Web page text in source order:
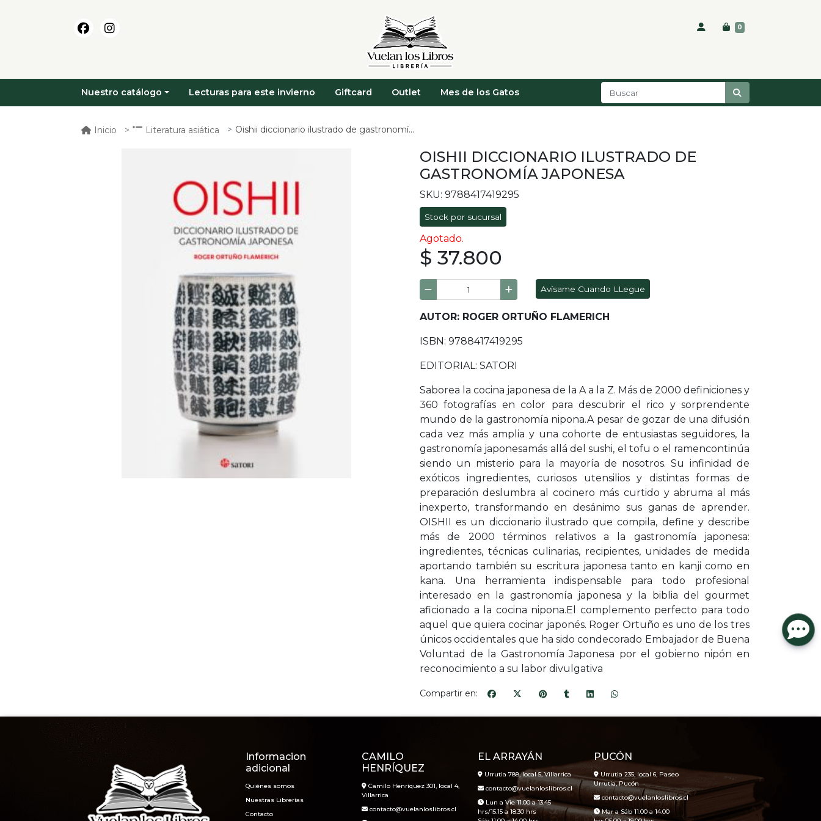
0
Nuestro catálogo Lecturas para este invierno Giftcard Outlet Mes de los Gatos
Inicio Literatura asiática Oishii diccionario ilustrado de gastronomía japonesa
OISHII DICCIONARIO ILUSTRADO DE
GASTRONOMÍA JAPONESA
SKU: 9788417419295
Stock por sucursal
Agotado.
$ 37.800
Avísame Cuando LLegue
AUTOR: ROGER ORTUÑO FLAMERICH
ISBN: 9788417419295
EDITORIAL: SATORI
Saborea la cocina japonesa de la A a la Z. Más de 2000 definiciones y
360 fotografías en color para descubrir el rico y sorprendente
mundo de la gastronomía nipona.A pesar de gozar de una difusión
cada vez más amplia y una cohorte de entusiastas seguidores, la
gastronomía japonesamás allá del sushi, el tofu o el ramencontinúa
siendo un misterio para la mayoría de nosotros. Su infinidad de
exóticos ingredientes, curiosos utensilios y distintas formas de
preparación deslumbra al cocinero más curtido y abruma al más
inexperto, transformando en desánimo sus ganas de aprender.
OISHII es un diccionario ilustrado que compila, define y describe
más de 2000 términos relativos a la gastronomía japonesa:
ingredientes, técnicas culinarias, recipientes, unidades de medida
aportando también su escritura japonesa tanto en kanji como en
kana. Una herramienta indispensable para todo profesional
interesado en la gastronomía japonesa y la biblia del gourmet
aficionado a la cocina nipona.El complemento perfecto para todo
aquel que quiera cocinar japonés. Roger Ortuño es uno de los tres
únicos occidentales que ha sido condecorado Embajador de Buena
Voluntad de la Gastronomía Japonesa por el gobierno nipón en
reconocimiento a su labor divulgativa
Compartir en:
Informacion
adicional
Quiénes somos
Nuestras Librerías
Contacto
CAMILO
HENRÍQUEZ
Camilo Henríquez 301, local 4,
Villarrica
contacto@vuelanloslibros.cl
EL ARRAYÁN
Urrutia 788, local 5, Villarrica
contacto@vuelanloslibros.cl
Lun a Vie 11.00 a 13.45
hrs/15.15 a 18.30 hrs
PUCÓN
Urrutia 235, local 6, Paseo
Urrutia, Pucón
contacto@vuelanloslibros.cl
Mar a Sáb 11.00 a 14.00